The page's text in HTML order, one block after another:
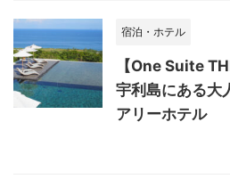
宿泊・ホテル
【One Suite
宇利島にある大
アリーホテル